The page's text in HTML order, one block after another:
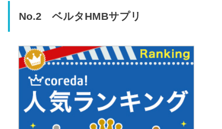
No.2 ベルタHMBサプリ